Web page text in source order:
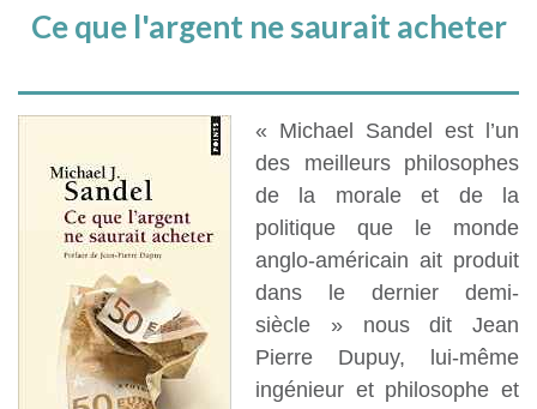
Ce que l'argent ne saurait acheter
« Michael Sandel est l’un
des meilleurs philosophes
de la morale et de la
politique que le monde
anglo-américain ait produit
dans le dernier demi-
siècle » nous dit Jean
Pierre Dupuy, lui-même
ingénieur et philosophe et